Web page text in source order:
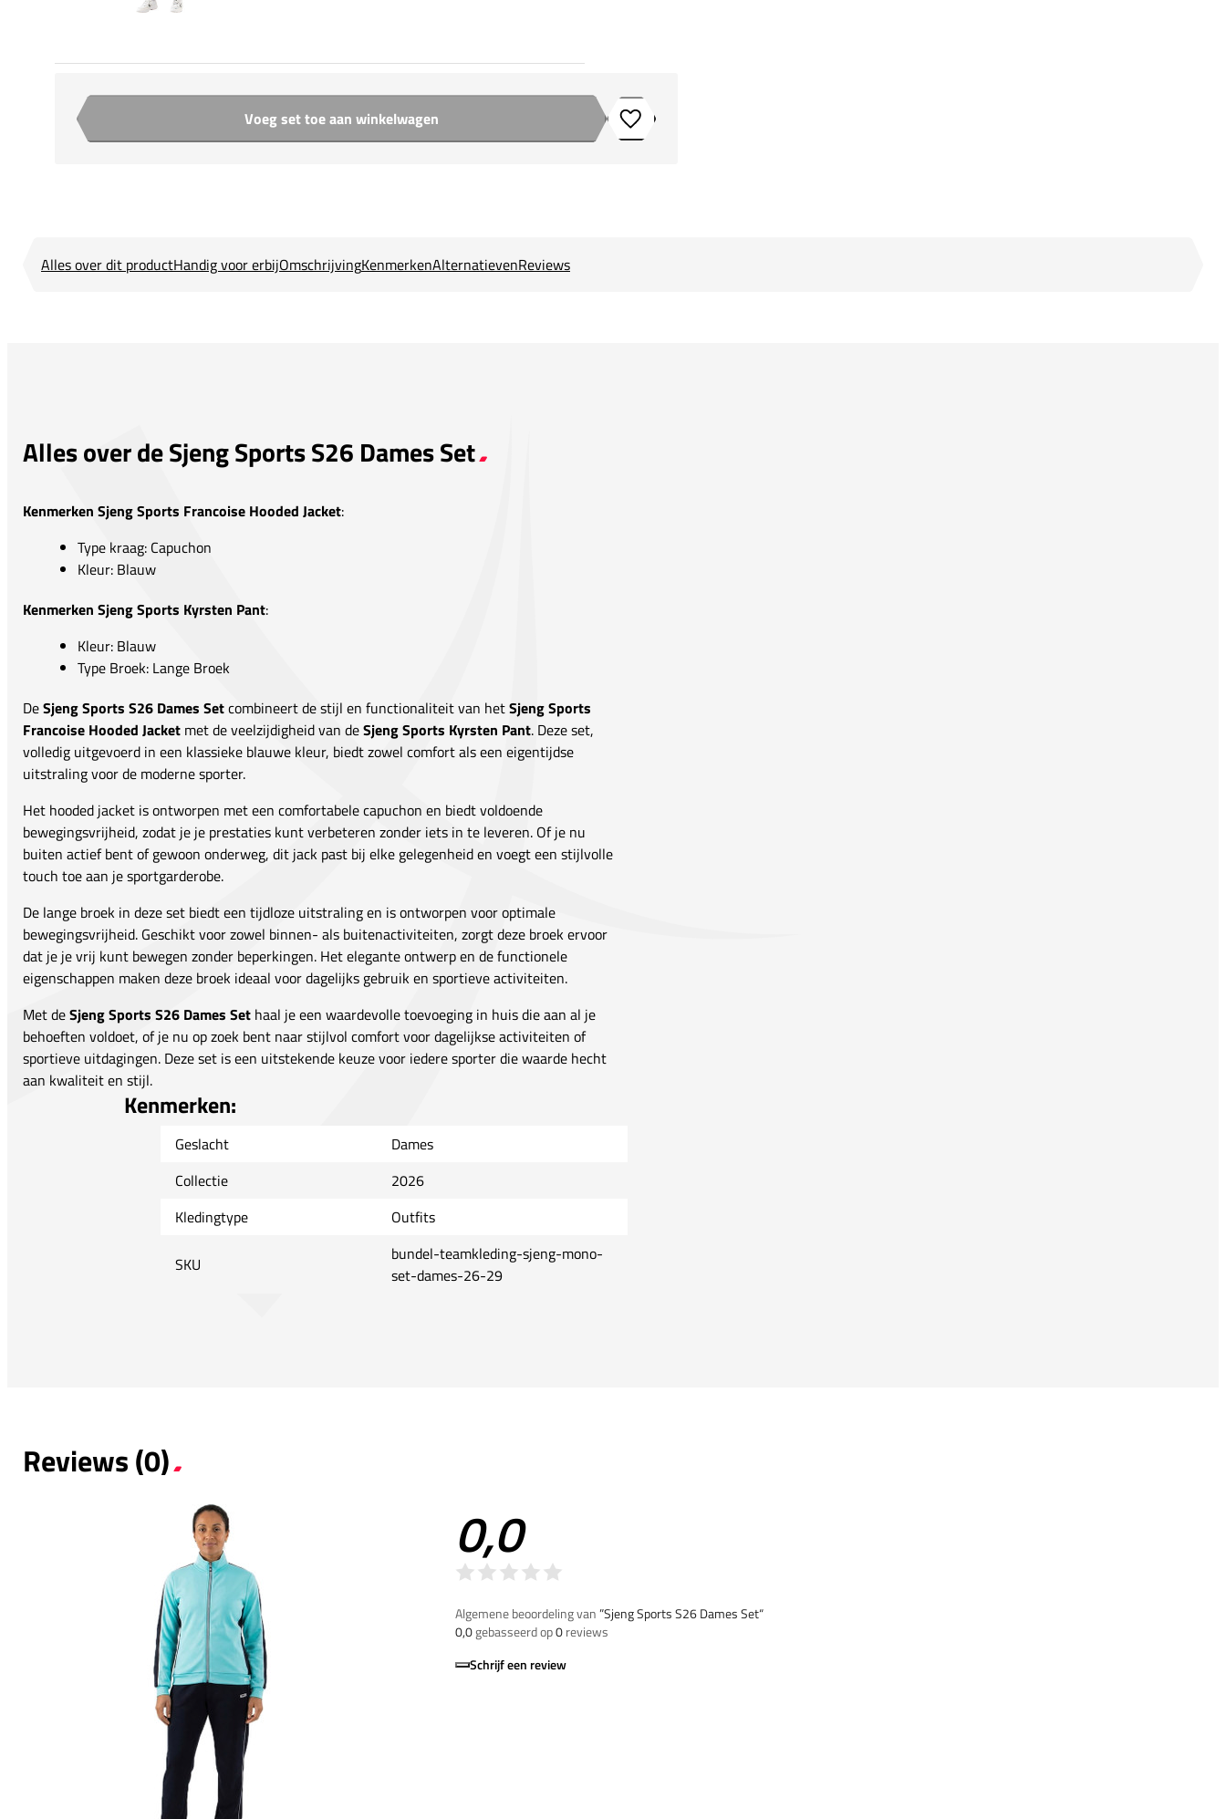
Aantal Voeg set toe aan winkelwagen Toevoegen aan verlanglijstje
Alles over dit productHandig voor erbijOmschrijvingKenmerkenAlternatievenReviews
Alles over de Sjeng Sports S26 Dames Set
Kenmerken Sjeng Sports Francoise Hooded Jacket:
Type kraag: Capuchon
Kleur: Blauw
Kenmerken Sjeng Sports Kyrsten Pant:
Kleur: Blauw
Type Broek: Lange Broek
DeSjeng Sports S26 Dames Setcombineert de stijl en functionaliteit van hetSjeng Sports
Francoise Hooded Jacket met de veelzijdigheid van deSjeng Sports Kyrsten Pant. Deze set,
volledig uitgevoerd in een klassieke blauwe kleur, biedt zowel comfort als een eigentijdse
uitstraling voor de moderne sporter.
Het hooded jacket is ontworpen met een comfortabele capuchon en biedt voldoende
bewegingsvrijheid, zodat je je prestaties kunt verbeteren zonder iets in te leveren. Of je nu
buiten actief bent of gewoon onderweg, dit jack past bij elke gelegenheid en voegt een stijlvolle
touch toe aan je sportgarderobe.
De lange broek in deze set biedt een tijdloze uitstraling en is ontworpen voor optimale
bewegingsvrijheid. Geschikt voor zowel binnen- als buitenactiviteiten, zorgt deze broek ervoor
dat je je vrij kunt bewegen zonder beperkingen. Het elegante ontwerp en de functionele
eigenschappen maken deze broek ideaal voor dagelijks gebruik en sportieve activiteiten.
Met deSjeng Sports S26 Dames Set haal je een waardevolle toevoeging in huis die aan al je
behoeften voldoet, of je nu op zoek bent naar stijlvol comfort voor dagelijkse activiteiten of
sportieve uitdagingen. Deze set is een uitstekende keuze voor iedere sporter die waarde hecht
aan kwaliteit en stijl.
Kenmerken:
Geslacht
Dames
Collectie
2026
Kledingtype
Outfits
SKU
bundel-teamkleding-sjeng-mono-
set-dames-26-29
Reviews (0)
0,0
Algemene beoordeling van”Sjeng Sports S26 Dames Set“
0,0gebasseerd op0reviews
Schrijf een review